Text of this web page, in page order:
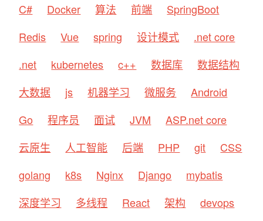
C#
Docker 算法 前端
SpringBoot
Redis
Vue spring 设计模式
.net core
.net
kubernetes c++ 数据库
数据结构
大数据
js 机器学习 微服务
Android
Go
程序员 面试 JVM
ASP.net core
云原生
人工智能 后端 PHP git
CSS
golang
k8s Nginx Django
mybatis
深度学习
多线程 React 架构
devops